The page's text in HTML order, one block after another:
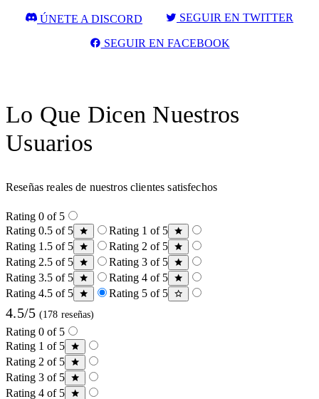
ÚNETE A DISCORD SEGUIR EN TWITTER
SEGUIR EN FACEBOOK
Lo Que Dicen Nuestros
Usuarios
Reseñas reales de nuestros clientes satisfechos
Rating 0 of 5
Rating 0.5 of 5
Rating 1 of 5
Rating 1.5 of 5
Rating 2 of 5
Rating 2.5 of 5
Rating 3 of 5
Rating 3.5 of 5
Rating 4 of 5
Rating 4.5 of 5
Rating 5 of 5
4.5/5 (178 reseñas)
Rating 0 of 5
Rating 1 of 5
Rating 2 of 5
Rating 3 of 5
Rating 4 of 5